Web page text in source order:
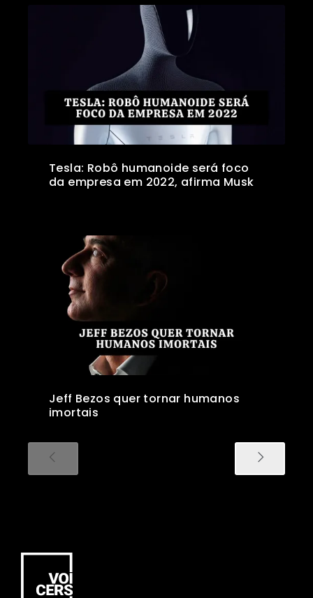
Tesla: Robô humanoide será foco
da empresa em 2022, afirma Musk
Jeff Bezos quer tornar humanos
imortais